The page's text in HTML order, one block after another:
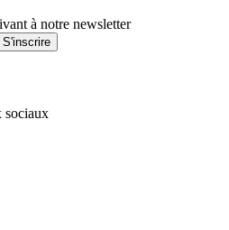
à notre newsletter
S'inscrire
sociaux